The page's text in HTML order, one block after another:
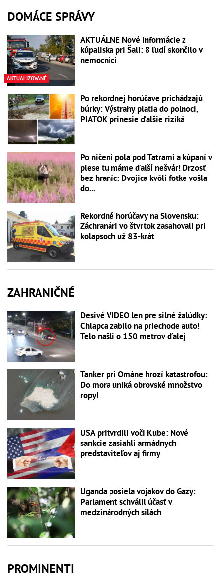
DOMÁCE SPRÁVY
AKTUALIZOVANÉ
AKTUÁLNE Nové informácie z
kúpaliska pri Šali: 8 ľudí skončilo v
nemocnici
Po rekordnej horúčave prichádzajú
búrky: Výstrahy platia do polnoci,
PIATOK prinesie ďalšie riziká
Po ničení pola pod Tatrami a kúpaní v
plese tu máme ďalší nešvár! Drzosť
bez hraníc: Dvojica kvôli fotke vošla
do...
Rekordné horúčavy na Slovensku:
Záchranári vo štvrtok zasahovali pri
kolapsoch už 83-krát
ZAHRANIČNÉ
Desivé VIDEO len pre silné žalúdky:
Chlapca zabilo na priechode auto!
Telo našli o 150 metrov ďalej
Tanker pri Ománe hrozí katastrofou:
Do mora uniká obrovské množstvo
ropy!
USA pritvrdili voči Kube: Nové
sankcie zasiahli armádnych
predstaviteľov aj firmy
Uganda posiela vojakov do Gazy:
Parlament schválil účasť v
medzinárodných silách
PROMINENTI